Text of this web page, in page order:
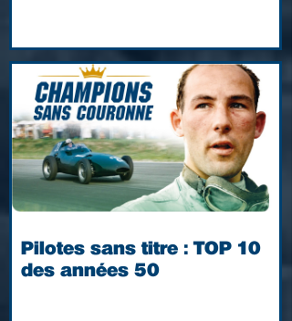
Pilotes sans titre : TOP 10
des années 50